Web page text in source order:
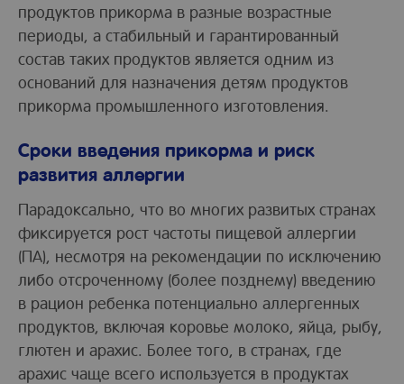
продуктов прикорма в разные возрастные
периоды, а стабильный и гарантированный
состав таких продуктов является одним из
оснований для назначения детям продуктов
прикорма промышленного изготовления.
Сроки введения прикорма и риск
развития аллергии
Парадоксально, что во многих развитых странах
фиксируется рост частоты пищевой аллергии
(ПА), несмотря на рекомендации по исключению
либо отсроченному (более позднему) введению
в рацион ребенка потенциально аллергенных
продуктов, включая коровье молоко, яйца, рыбу,
глютен и арахис. Более того, в странах, где
арахис чаще всего используется в продуктах